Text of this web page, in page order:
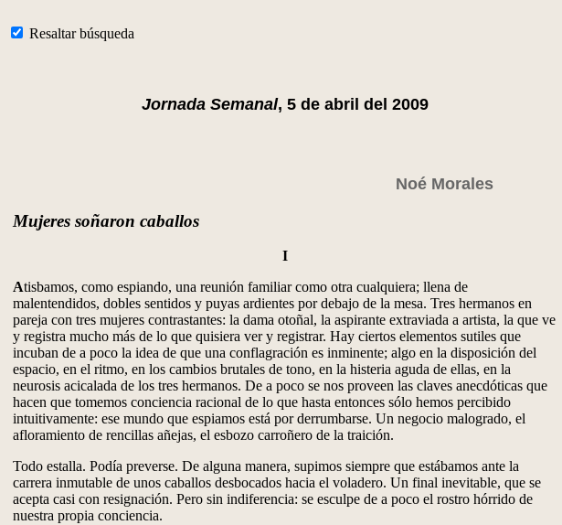
Resaltar búsqueda
Jornada Semanal, 5 de abril del 2009
Noé Morales
Mujeres soñaron caballos
I
Atisbamos, como espiando, una reunión familiar como otra cualquiera; llena de
malentendidos, dobles sentidos y puyas ardientes por debajo de la mesa. Tres hermanos en
pareja con tres mujeres contrastantes: la dama otoñal, la aspirante extraviada a artista, la que ve
y registra mucho más de lo que quisiera ver y registrar. Hay ciertos elementos sutiles que
incuban de a poco la idea de que una conflagración es inminente; algo en la disposición del
espacio, en el ritmo, en los cambios brutales de tono, en la histeria aguda de ellas, en la
neurosis acicalada de los tres hermanos. De a poco se nos proveen las claves anecdóticas que
hacen que tomemos conciencia racional de lo que hasta entonces sólo hemos percibido
intuitivamente: ese mundo que espiamos está por derrumbarse. Un negocio malogrado, el
afloramiento de rencillas añejas, el esbozo carroñero de la traición.
Todo estalla. Podía preverse. De alguna manera, supimos siempre que estábamos ante la
carrera inmutable de unos caballos desbocados hacia el voladero. Un final inevitable, que se
acepta casi con resignación. Pero sin indiferencia: se esculpe de a poco el rostro hórrido de
nuestra propia conciencia.